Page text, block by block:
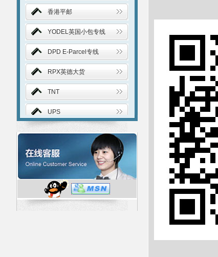
香港平邮
YODEL英国小包专线
DPD E-Parcel专线
RPX英德大货
TNT
UPS
FedEx
DHL
邮政航空小包